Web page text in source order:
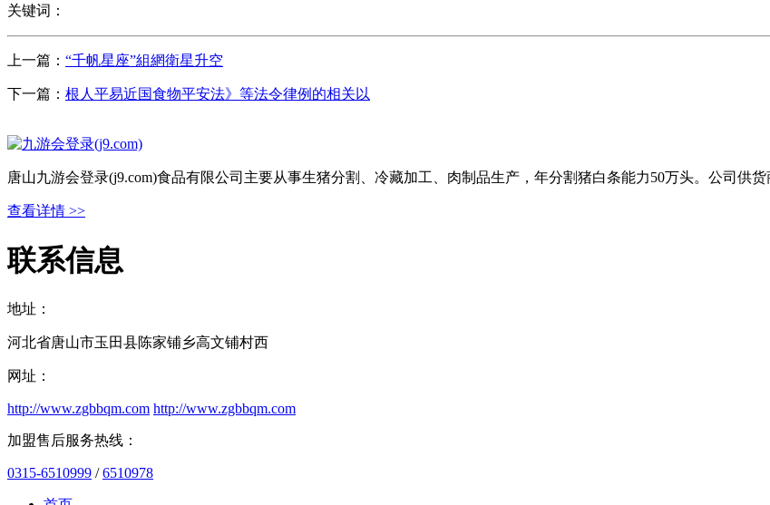
关键词：
上一篇： “千帆星座”組網衛星升空
下一篇： 根人平易近国食物平安法》等法令律例的相关以
唐山九游会登录(j9.com)食品有限公司主要从事生猪分割、冷藏加工、肉制品生产，年分割猪白条能力50万头。公司供
查看详情 >>
联系信息
地址：
河北省唐山市玉田县陈家铺乡高文铺村西
网址：
http://www.zgbbqm.com http://www.zgbbqm.com
加盟售后服务热线：
0315-6510999 /6510978